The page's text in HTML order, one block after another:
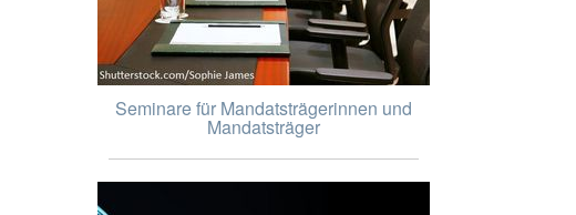
Seminare für Mandatsträgerinnen und
Mandatsträger